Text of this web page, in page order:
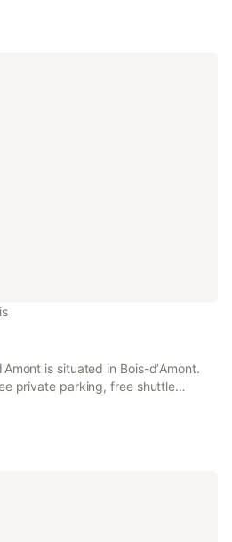
free WiFi.
is situated in Bois-dʼAmont.
private parking, free shuttle
site can arrange a shuttle